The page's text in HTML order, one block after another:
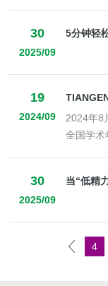
30
2025/09
5分钟轻
19
2024/09
2024年8
全国学术
30
2025/09
当“低精
4